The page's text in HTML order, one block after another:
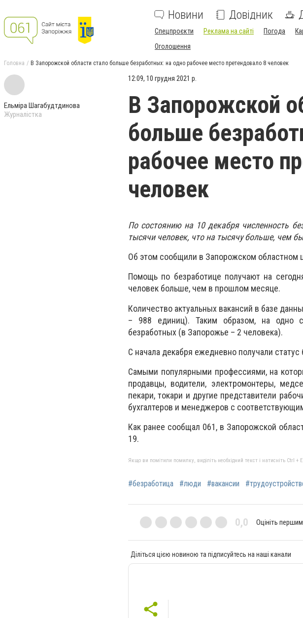
Новини Довідник
Спецпроєкти Реклама на сайті Погода
Оголошення
Головна В Запорожской области стало больше безработных: на одно рабочее место претендовало 8 человек
Ельміра Шагабудтдинова
Журналістка
12:09, 10 грудня 2021 р.
В Запорожской
больше
рабочее место
человек
По состоянию на 10 декабря численность
тысячи человек, что на тысячу больше, чем
Об этом сообщили в Запорожском областном
Помощь по безработице получают на
человек больше, чем в прошлом месяце.
Количество актуальных вакансий в базе
– 988 единиц). Таким образом, на одно
безработных (в Запорожье – 2 человека).
С начала декабря ежедневно получали
Самыми популярными профессиями, на
продавцы, водители, электромонтеры,
пекари, токари и другие представители
бухгалтеров и менеджеров с
Как ранее сообщал 061, в Запорожской
19.
Якщо ви помітили помилку, виділіть необхідний текст і натисніть Ctrl +
#безработица #люди #вакансии
0,0 Оцініть першим
Діліться цією новиною та підписуйтесь на наші канали